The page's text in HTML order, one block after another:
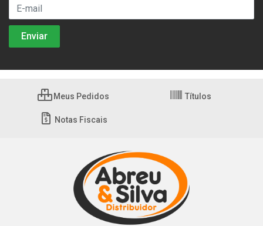
Meus Pedidos Títulos
Notas Fiscais